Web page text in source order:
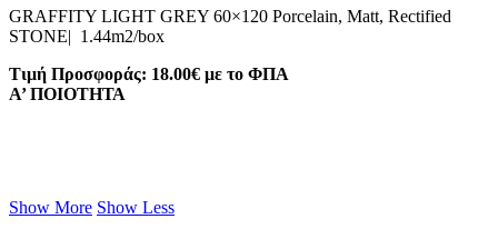
GRAFFITY LIGHT GREY 60×120 Porcelain, Matt, Rectified
STONE| 1.44m2/box
Τιμή Προσφοράς: 18.00€ με το ΦΠΑ
A’ ΠΟΙΟΤΗΤΑ
Show More Show Less